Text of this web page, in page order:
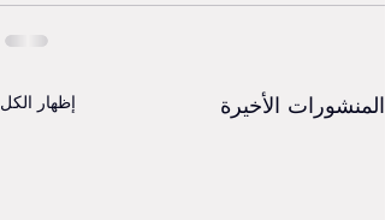
المنشورات الأخيرة إظهار الكل